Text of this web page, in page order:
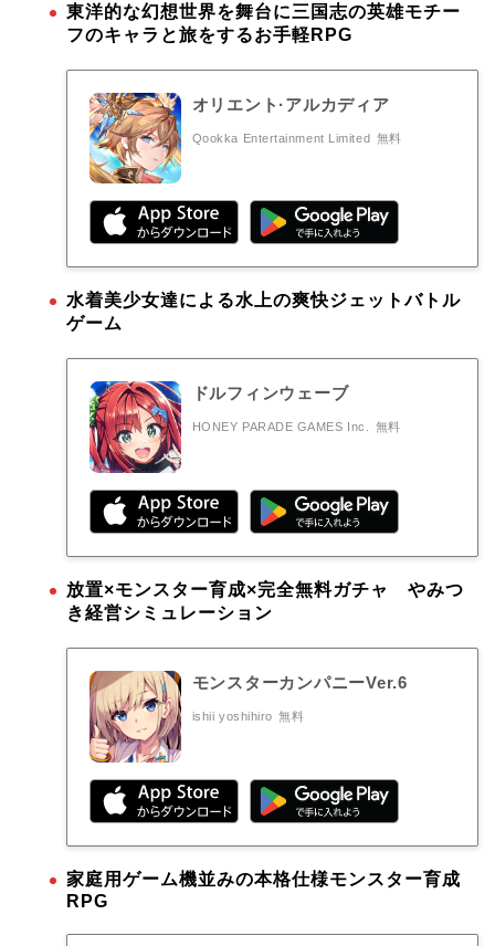
東洋的な幻想世界を舞台に三国志の英雄モチー
フのキャラと旅をするお手軽RPG
オリエント·アルカディア
Qookka Entertainment Limited 無料
水着美少女達による水上の爽快ジェットバトル
ゲーム
ドルフィンウェーブ
HONEY PARADE GAMES Inc. 無料
放置×モンスター育成×完全無料ガチャ やみつ
き経営シミュレーション
モンスターカンパニーVer.6
ishii yoshihiro 無料
家庭用ゲーム機並みの本格仕様モンスター育成
RPG